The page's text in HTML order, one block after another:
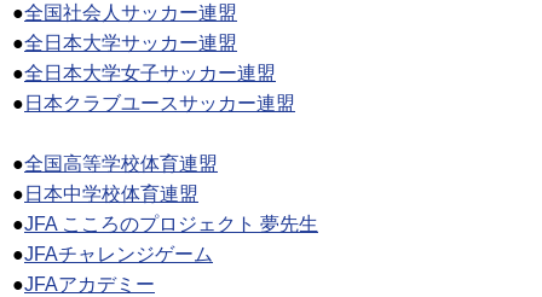
●全国社会人サッカー連盟
●全日本大学サッカー連盟
●全日本大学女子サッカー連盟
● 日本クラブユースサッカー連盟
●全国高等学校体育連盟
● 日本中学校体育連盟
●JFA こころのプロジェクト 夢先生
●JFAチャレンジゲーム
●JFAアカデミー